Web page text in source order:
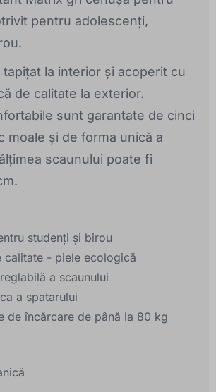
pentru adolescenți,
la interior și acoperit cu
de calitate la exterior.
sunt garantate de cinci
moale și de forma unică a
scaunului poate fi
studenți și birou
calitate - piele ecologică
a scaunului
a spatarului
de încărcare de până la 80 kg